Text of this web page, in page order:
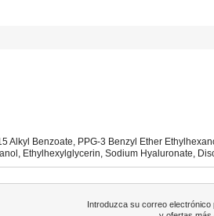
Alkyl Benzoate, PPG-3 Benzyl Ether
Ethylhexylglycerin, Sodium Hyaluronate,
Introduzca su correo